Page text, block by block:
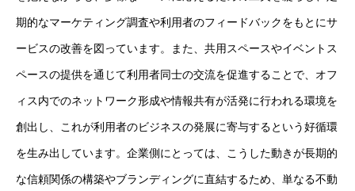
期的なマーケティング調査や利用者のフィードバックをもとにサ
ービスの改善を図っています。また、共用スペースやイベントス
ペースの提供を通じて利用者同士の交流を促進することで、オフ
ィス内でのネットワーク形成や情報共有が活発に行われる環境を
創出し、これが利用者のビジネスの発展に寄与するという好循環
を生み出しています。企業側にとっては、こうした動きが長期的
な信頼関係の構築やブランディングに直結するため、単なる不動